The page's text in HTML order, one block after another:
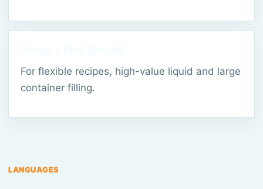
For flexible recipes, high-value liquid and large
container filling.
LANGUAGES